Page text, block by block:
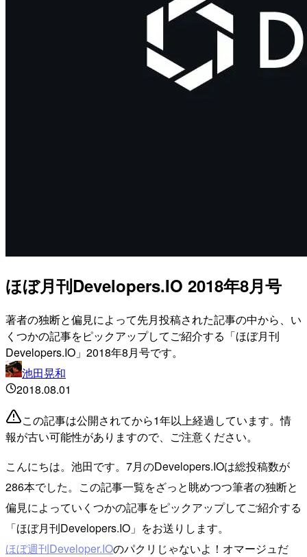
ほぼ月刊Developers.IO 2018年8月号
著者の独断と偏見によって先月投稿された記事の中から、い
くつかの記事をピックアップしてご紹介する「ほぼ月刊
Developers.IO」2018年8月号です。
池田晃和
2018.08.01
この記事は公開されてから1年以上経過しています。情
報が古い可能性がありますので、ご注意ください。
こんにちは。池田です。7月のDevelopers.IOは総投稿数が
286本でした。この記事一覧をざっと眺めつつ筆者の独断と
偏見によっていくつかの記事をピックアップしてご紹介する
「ほぼ月刊Developers.IO」をお送りします。
ほぼ週刊Developer.IOのパクリじゃないよ！オマージュだ